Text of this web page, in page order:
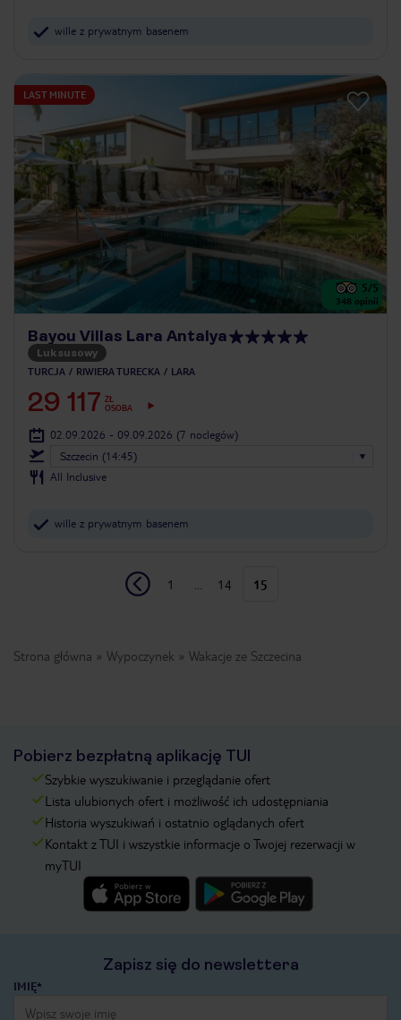
wille z prywatnym basenem
LAST MINUTE
5/5
348 opinii
Bayou Villas Lara Antalya
Luksusowy
TURCJA RIWIERA TURECKA LARA
29 117 ZŁ
OSOBA
02.09.2026 - 09.09.2026 (7 noclegów)
Szczecin (14:45)
All Inclusive
wille z prywatnym basenem
1 14 15
Strona główna Wypoczynek Wakacje ze Szczecina
Pobierz bezpłatną aplikację TUI
Szybkie wyszukiwanie i przeglądanie ofert
Lista ulubionych ofert i możliwość ich udostępniania
Historia wyszukiwań i ostatnio oglądanych ofert
Kontakt z TUI i wszystkie informacje o Twojej rezerwacji w
myTUI
Zapisz się do newslettera
IMIĘ*